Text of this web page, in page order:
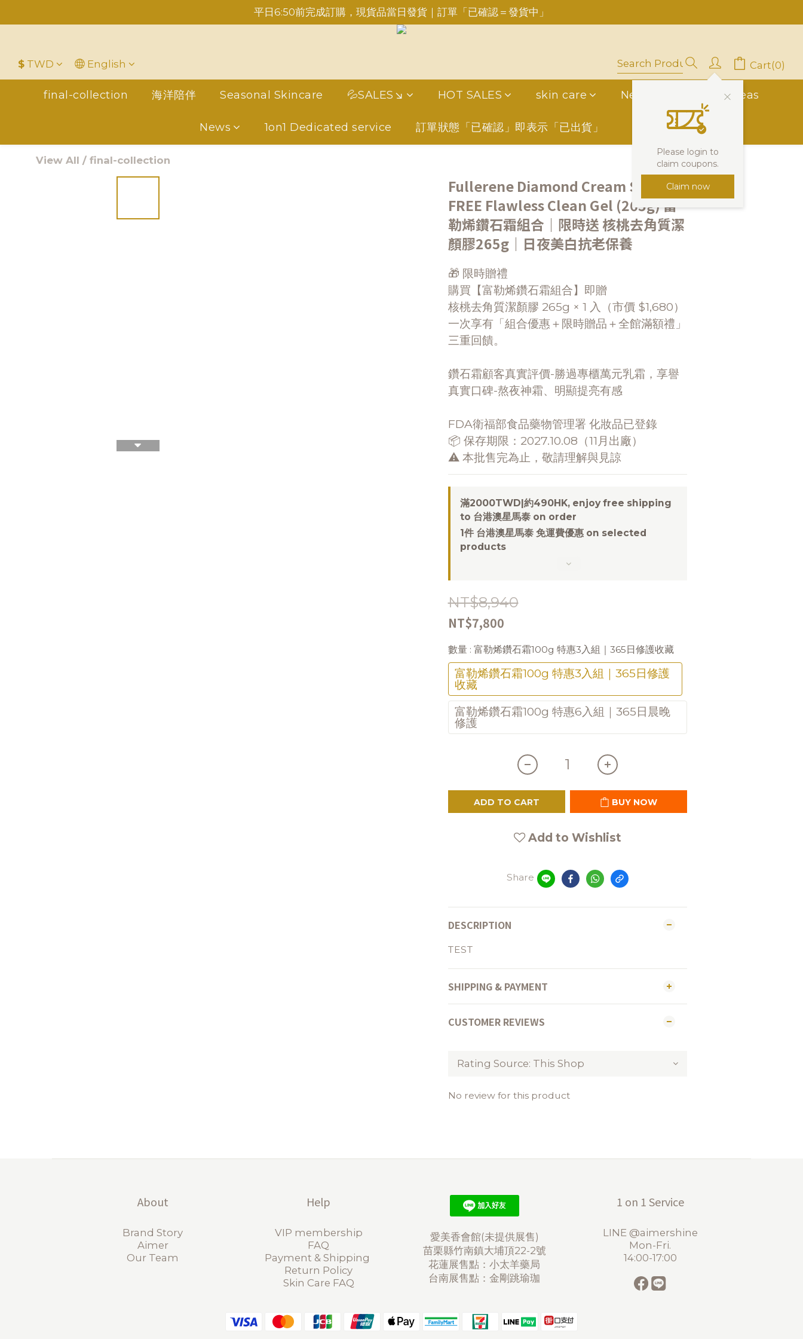
重要事項請點此聯繫，勿於訂單備註，以免錯失服務
平日6:50前完成訂購，現貨品當日發貨｜訂單「已確認＝發貨中」
＋LINE好友折價100元✅歡迎LINE：＠aimershine 上班時間內專人回覆(WhatsAPP已停用，請LINE, FB聯繫愛美香)
$ TWD English
Please login to
claim coupons.
Claim now
Cart(0)
final-collection 海洋陪伴 Seasonal Skincare 💦SALES↘ HOT SALES skin care New Friend overseas
News 1on1 Dedicated service 訂單狀態「已確認」即表示「已出貨」
View All / final-collection
Fullerene Diamond Cream Set
FREE Flawless Clean Gel (265g) 富
勒烯鑽石霜組合｜限時送 核桃去角質潔
顏膠265g｜日夜美白抗老保養
🎁 限時贈禮
購買【富勒烯鑽石霜組合】即贈
核桃去角質潔顏膠 265g × 1 入（市價 $1,680）
一次享有「組合優惠＋限時贈品＋全館滿額禮」
三重回饋。
鑽石霜顧客真實評價-勝過專櫃萬元乳霜，享譽
真實口碑-熬夜神霜、明顯提亮有感
FDA衛福部食品藥物管理署 化妝品已登錄
📦 保存期限：2027.10.08（11月出廠）
⚠️ 本批售完為止，敬請理解與見諒
滿2000TWD|約490HK, enjoy free shipping
to 台港澳星馬泰 on order
1件 台港澳星馬泰 免運費優惠 on selected
products
NT$8,940
NT$7,800
數量 : 富勒烯鑽石霜100g 特惠3入組｜365日修護收藏
富勒烯鑽石霜100g 特惠3入組｜365日修護
收藏
富勒烯鑽石霜100g 特惠6入組｜365日晨晚
修護
ADD TO CART BUY NOW
Add to Wishlist
Share
DESCRIPTION
TEST
SHIPPING & PAYMENT
CUSTOMER REVIEWS
No review for this product
BUY NOW
About
Brand Story
Aimer
Our Team
Help
VIP membership
FAQ
Payment & Shipping
Return Policy
Skin Care FAQ
愛美香會館(未提供展售)
苗栗縣竹南鎮大埔頂22-2號
花蓮展售點：小太羊藥局
台南展售點：金剛跳瑜珈
1 on 1 Service
LINE @aimershine
Mon-Fri.
14:00-17:00